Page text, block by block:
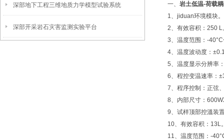
深部地下工程三维地质力学模型试验系统
深部开采岩石灾害监测实验平台
一、 岩土低温-荷载
1、jiduan环境模块。
2、有效容积：250 L
3、温度范围：-
4、温度波动度：
5、温度显示分辨率
6、程控变温速率：
7、程序控制：正弦
8、内部尺寸：
9、试样顶部控溫装
10、有效容积：13L
11、温度范围：-